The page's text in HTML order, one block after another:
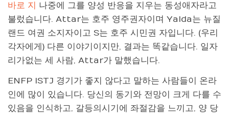
바로 지 나중에 그를 양성 반응을 지우는 동성애자라고
불렀습니다. Attar는 호주 영주권자이며 Yalda는 뉴질
랜드 여권 소지자이고 S는 호주 시민권 자입니다. (우리
각자에게) 다른 이야기이지만, 결과는 똑같습니다. 일자
리가없는 세 사람, Attar가 말했습니다.
ENFP ISTJ 경기가 좋지 않다고 말하는 사람들이 온라
인에 많이 있습니다. 당신의 동기와 전망이 크게 다를 수
있음을 인식하고, 갈등의시기에 좌절감을 느끼고, 양 당